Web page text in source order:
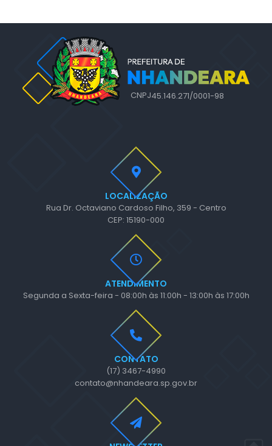
LOCALIZAÇÃO
Rua Dr. Octaviano Cardoso Filho, 359 - Centro
CEP: 15190-000
CONTATO
(17) 3467-4990
contato@nhandeara.sp.gov.br
ATENDIMENTO
Segunda a Sexta-feira - 08:00h às 11:00h - 13:00h às 17:00h
CNPJ45.146.271/0001-98